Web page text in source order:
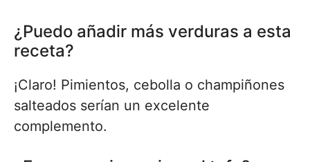
¿Puedo añadir más verduras a esta
receta?
¡Claro! Pimientos, cebolla o champiñones
salteados serían un excelente
complemento.